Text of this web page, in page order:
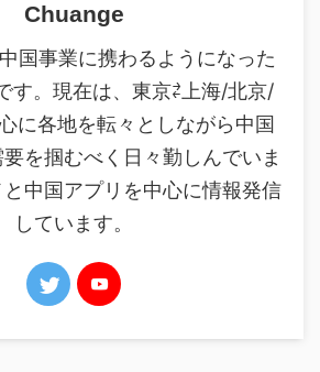
Chuange
国事業に携わるようになった
す。現在は、東京⇄上海/北京/
に各地を転々としながら中国
を掴むべく日々勤しんでいま
中国アプリを中心に情報発信
しています。